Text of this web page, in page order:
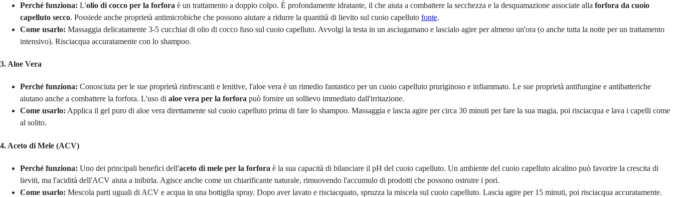
Perché funziona: L'olio di cocco per la forfora è un trattamento a doppio colpo. È profondamente idratante, il che aiuta a combattere la secchezza e la desquamazione associate alla forfora da cuoio
capelluto secco. Possiede anche proprietà antimicrobiche che possono aiutare a ridurre la quantità di lievito sul cuoio capelluto fonte.
Come usarlo: Massaggia delicatamente 3-5 cucchiai di olio di cocco fuso sul cuoio capelluto. Avvolgi la testa in un asciugamano e lascialo agire per almeno un'ora (o anche tutta la notte per un trattamento
intensivo). Risciacqua accuratamente con lo shampoo.
3. Aloe Vera
Perché funziona: Conosciuta per le sue proprietà rinfrescanti e lenitive, l'aloe vera è un rimedio fantastico per un cuoio capelluto pruriginoso e infiammato. Le sue proprietà antifungine e antibatteriche
aiutano anche a combattere la forfora. L'uso di aloe vera per la forfora può fornire un sollievo immediato dall'irritazione.
Come usarlo: Applica il gel puro di aloe vera direttamente sul cuoio capelluto prima di fare lo shampoo. Massaggia e lascia agire per circa 30 minuti per fare la sua magia, poi risciacqua e lava i capelli come
al solito.
4. Aceto di Mele (ACV)
Perché funziona: Uno dei principali benefici dell'aceto di mele per la forfora è la sua capacità di bilanciare il pH del cuoio capelluto. Un ambiente del cuoio capelluto alcalino può favorire la crescita di
lieviti, ma l'acidità dell'ACV aiuta a inibirla. Agisce anche come un chiarificante naturale, rimuovendo l'accumulo di prodotti che possono ostruire i pori.
Come usarlo: Mescola parti uguali di ACV e acqua in una bottiglia spray. Dopo aver lavato e risciacquato, spruzza la miscela sul cuoio capelluto. Lascia agire per 15 minuti, poi risciacqua accuratamente.